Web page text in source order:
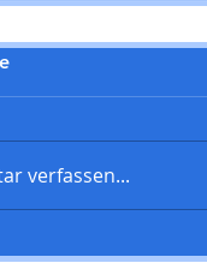
Reihe:
verfassen...